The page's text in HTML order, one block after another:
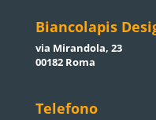
Biancolapis
via Mirandola, 23
00182 Roma
Telefono